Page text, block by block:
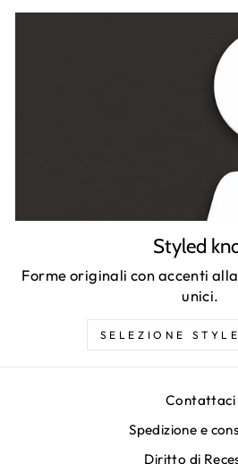
Styled
Forme originali con accenti
unici.
SELEZIONE
Contattaci
Spedizione e
Diritto di